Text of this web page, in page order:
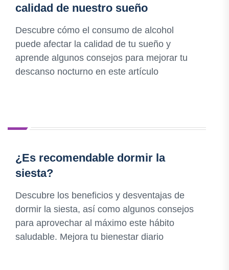
calidad de nuestro sueño
Descubre cómo el consumo de alcohol
puede afectar la calidad de tu sueño y
aprende algunos consejos para mejorar tu
descanso nocturno en este artículo
¿Es recomendable dormir la
siesta?
Descubre los beneficios y desventajas de
dormir la siesta, así como algunos consejos
para aprovechar al máximo este hábito
saludable. Mejora tu bienestar diario